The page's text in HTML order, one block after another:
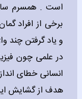
است . همسرم
برخی از افراد
و یاد گرفتن چند
در علمی چون
انسانی خطای
هدف از گشایش